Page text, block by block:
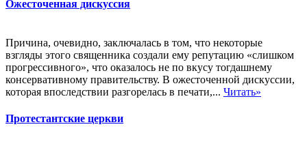
Ожесточенная дискуссия
Причина, очевидно, заключалась в том, что некоторые
взгляды этого священника создали ему репутацию «слишком
прогрессивного», что оказалось не по вкусу тогдашнему
консервативному правительству. В ожесточенной дискуссии,
которая впоследствии разгорелась в печати,... Читать»
Протестантские церкви